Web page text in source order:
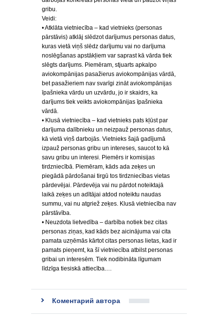
gribu.
Veidi:
• Atklāta vietniecība – kad vietnieks (personas
pārstāvis) atklāj slēdzot darījumus personas datus,
kuras vietā viņš slēdz darījumu vai no darījuma
noslēgšanas apstākļiem var saprast kā vārda tiek
slēgts darījums. Piemēram, stjuarts apkalpo
aviokompānijas pasažierus aviokompānijas vārdā,
bet pasažieriem nav svarīgi zināt aviokompānijas
īpašnieka vārdu un uzvārdu, jo ir skaidrs, ka
darījums tiek veikts aviokompānijas īpašnieka
vārdā.
• Klusā vietniecība – kad vietnieks pats kļūst par
darījuma dalībnieku un neizpauž personas datus,
kā vietā viņš darbojās. Vietnieks šajā gadījumā
izpauž personas gribu un intereses, saucot to kā
savu gribu un interesi. Piemērs ir komisijas
tirdzniecībā. Piemēram, kāds ada zeķes un
piegādā pārdošanai tirgū tos tirdzniecības vietas
pārdevējai. Pārdevēja vai nu pārdot noteiktajā
laikā zeķes un adītājai atdod noteiktu naudas
summu, vai nu atgriež zeķes. Klusā vietniecība nav
pārstāvība.
• Neuzdota lietvedība – darbība notiek bez citas
personas ziņas, kad kāds bez aicinājuma vai cita
pamata uzņēmās kārtot citas personas lietas, kad ir
pamats pieņemt, ka šī vietniecība atbilst personas
gribai un interesēm. Tiek nodibināta līgumam
līdzīga tiesiskā attiecība.…
Коментарий автора